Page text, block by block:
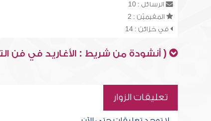
الرسائل : 10
المقيميّن : 2
في خزائن : 14
( أنشودة من شريط : الأغاريد في فن
تعليقات الزوار